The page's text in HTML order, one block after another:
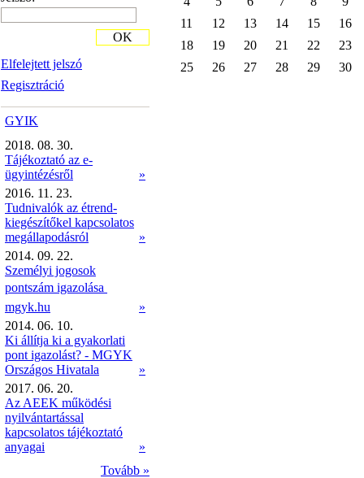
Elfelejtett jelszó
Regisztráció
OK
GYIK
2018. 08. 30.
Tájékoztató az e-
ügyintézésről
»
2016. 11. 23.
Tudnivalók az étrend-
kiegészítőkel kapcsolatos
megállapodásról
»
2014. 09. 22.
Személyi jogosok
pontszám igazolása 
mgyk.hu
»
2014. 06. 10.
Ki állítja ki a gyakorlati
pont igazolást? - MGYK
Országos Hivatala
»
2017. 06. 20.
Az AEEK működési
nyilvántartással
kapcsolatos tájékoztató
anyagai
»
Tovább »
11
12 13 14 15
16
18
19 20 21 22
23
25
26 27 28 29 30